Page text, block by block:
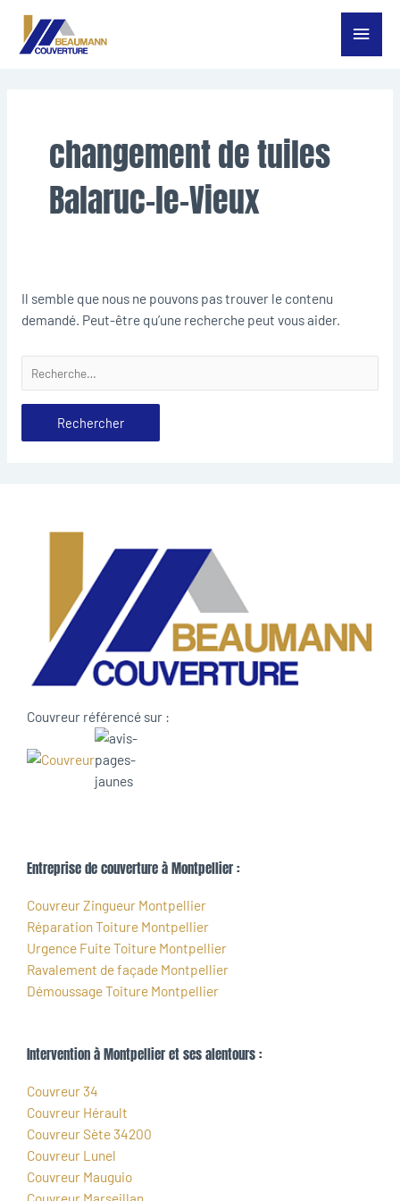
Aller
Menu
changement de tuiles
Balaruc-le-Vieux
Il semble que nous ne pouvons pas trouver le contenu
demandé. Peut-être qu’une recherche peut vous aider.
Couvreur référencé sur :
Entreprise de couverture à Montpellier :
Couvreur Zingueur Montpellier
Réparation Toiture Montpellier
Urgence Fuite Toiture Montpellier
Ravalement de façade Montpellier
Démoussage Toiture Montpellier
Intervention à Montpellier et ses alentours :
Couvreur 34
Couvreur Hérault
Couvreur Sète 34200
Couvreur Lunel
Couvreur Mauguio